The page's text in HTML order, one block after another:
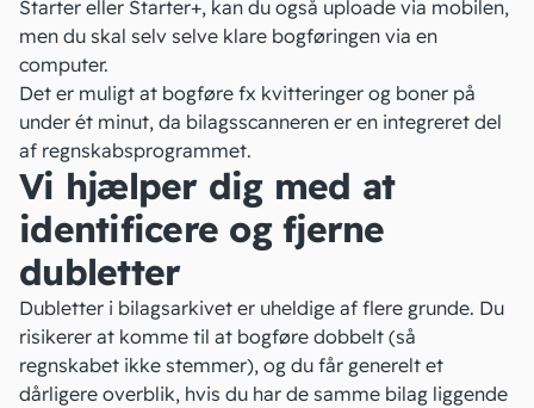
Starter eller Starter+, kan du også uploade via mobilen,
men du skal selv selve klare bogføringen via en
computer.
Det er muligt at bogføre fx kvitteringer og boner på
under ét minut, da bilagsscanneren er en integreret del
af regnskabsprogrammet.
Vi hjælper dig med at
identificere og fjerne
dubletter
Dubletter i bilagsarkivet er uheldige af flere grunde. Du
risikerer at komme til at bogføre dobbelt (så
regnskabet ikke stemmer), og du får generelt et
dårligere overblik, hvis du har de samme bilag liggende